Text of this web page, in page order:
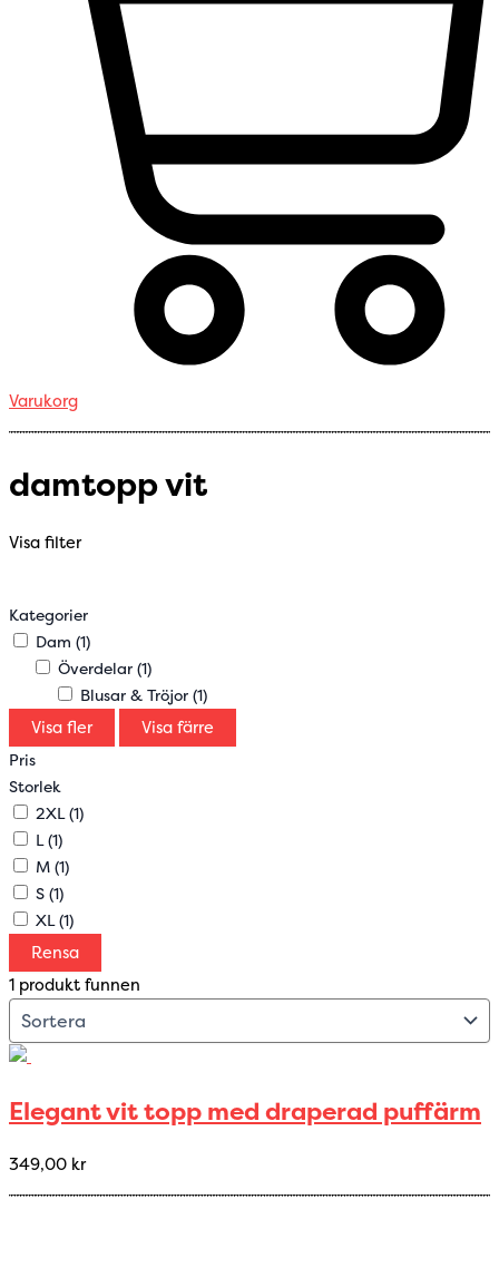
Varukorg
damtopp vit
Visa filter
Kategorier
Dam (1)
Överdelar (1)
Blusar & Tröjor (1)
Visa fler Visa färre
Pris
Storlek
2XL (1)
L (1)
M (1)
S (1)
XL (1)
Rensa
1 produkt funnen
Elegant vit topp med draperad puffärm
349,00 kr